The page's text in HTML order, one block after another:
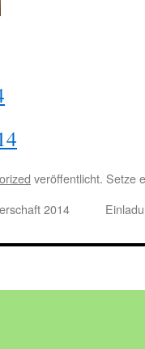
veröffentlicht. Setze
2014